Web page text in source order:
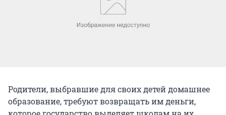
Родители, выбравшие для своих детей домашнее
образование, требуют возвращать им деньги,